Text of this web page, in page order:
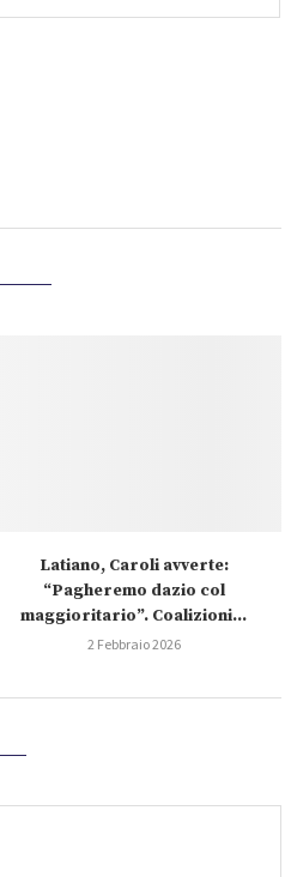
Latiano, Caroli avverte:
“Pagheremo dazio col
maggioritario”. Coalizioni...
2 Febbraio 2026